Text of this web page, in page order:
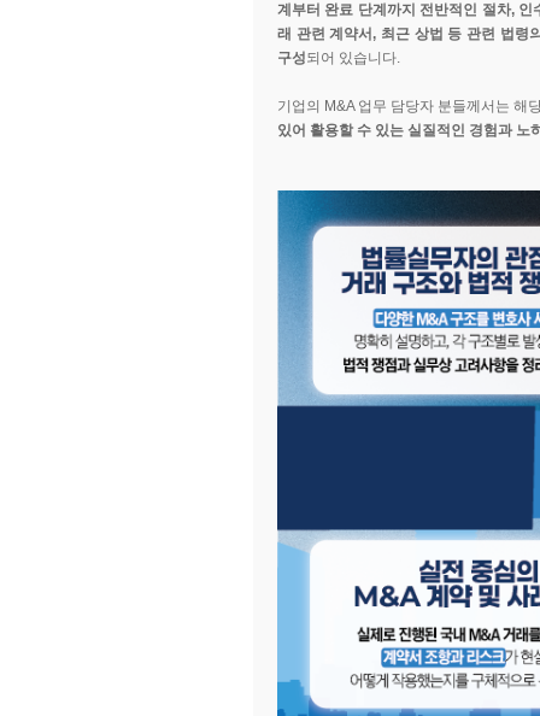
계부터 완료 단계까지 전반적인 절차,
래 관련 계약서, 최근 상법 등 관련 법령
구성되어 있습니다.
기업의 M&A 업무 담당자 분들께서는 해
있어 활용할 수 있는 실질적인 경험과 노